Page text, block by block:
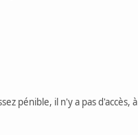
pénible, il n'y a pas d'accès, à